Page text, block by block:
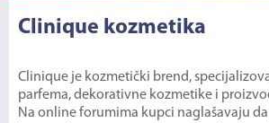
Clinique kozmetika
Clinique je kozmetički brend,
parfema, dekorativne kozmetike i
Na online forumima kupci naglašavaju